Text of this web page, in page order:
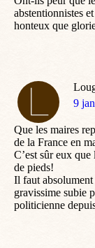
abstentionnistes
honteux que
dit
9
Que les maires
de la France en
C’est sûr eux
de pieds!
Il faut absolument
gravissime subie
politicienne